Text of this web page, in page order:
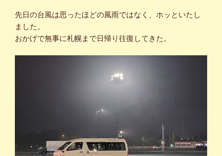
先日の台風は思ったほどの風雨ではなく、ホッといたし
ました。
おかげで無事に札幌まで日帰り往復してきた。